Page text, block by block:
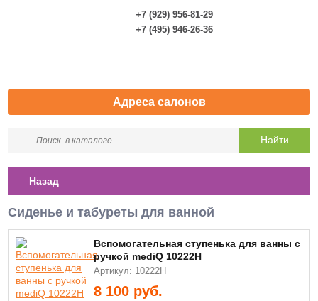
Адреса салонов
+7 (929) 956-81-29
+7 (495) 946-26-36
Назад
Сиденье и табуреты для ванной
Вспомогательная ступенька для ванны с
ручкой mediQ 10222Н
Артикул: 10222H
8 100 руб.